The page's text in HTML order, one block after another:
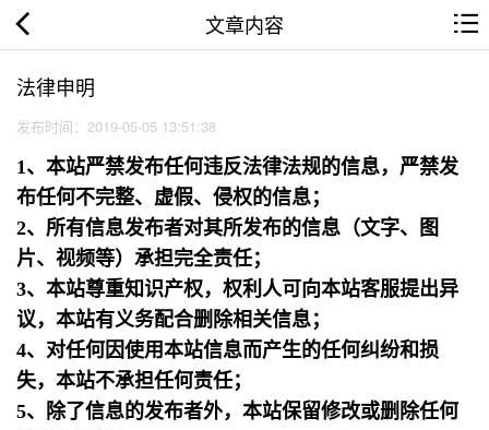
文章内容
法律申明
发布时间：2019-05-05 13:51:38
1、本站严禁发布任何违反法律法规的信息，严禁发
布任何不完整、虚假、侵权的信息；
2、所有信息发布者对其所发布的信息（文字、图
片、视频等）承担完全责任；
3、本站尊重知识产权，权利人可向本站客服提出异
议，本站有义务配合删除相关信息；
4、对任何因使用本站信息而产生的任何纠纷和损
失，本站不承担任何责任；
5、除了信息的发布者外，本站保留修改或删除任何